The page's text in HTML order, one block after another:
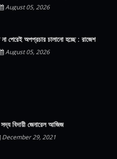
August 05, 2026
পেরেই অপপ্রচার চালানো হচ্ছে : রাজেশ
August 05, 2026
বিদায়ী জেনারেল আজিজ
December 29, 2021